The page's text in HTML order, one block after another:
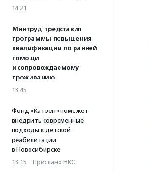
14:21
Минтруд представил
программы повышения
квалификации по ранней
помощи
и сопровождаемому
проживанию
13:45
Фонд «Катрен» поможет
внедрить современные
подходы к детской
реабилитации
в Новосибирске
13:15 · Прислано НКО